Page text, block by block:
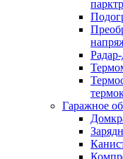
Гаражное